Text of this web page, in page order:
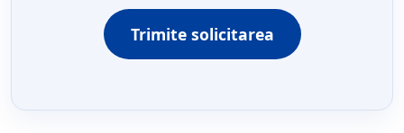
Trimite solicitarea